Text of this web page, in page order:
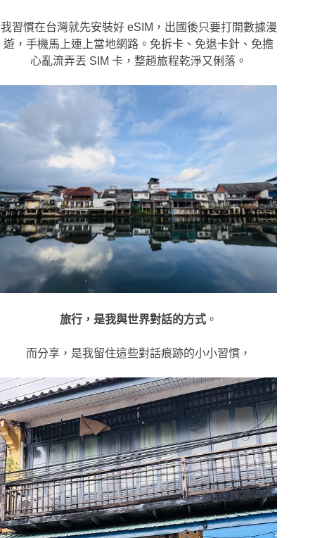
我習慣在台灣就先安裝好 eSIM，出國後只要打開數據漫
遊，手機馬上連上當地網路。免拆卡、免退卡針、免擔
心亂流弄丟 SIM 卡，整趟旅程乾淨又俐落。
旅行，是我與世界對話的方式 。
而分享，是我留住這些對話痕跡的小小習慣，